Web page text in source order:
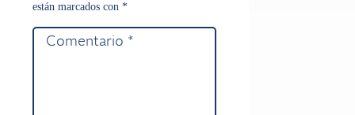
están marcados con *